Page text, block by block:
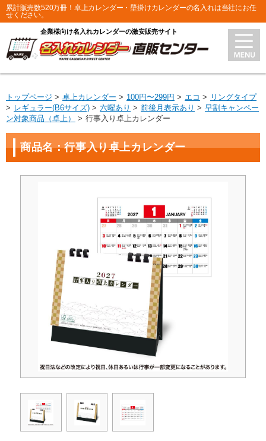
累計販売数520万冊！卓上カレンダー・壁掛けカレンダーの名入れは当社にお任
せください。
企業様向け名入れカレンダーの激安販売サイト
トップページ 卓上カレンダー 100円〜299円 エコ
リングタイプ
レギュラー(B6サイズ)
六曜あり 前後月表示あり
早割キャンペー
ン対象商品（卓上）
行事入り卓上カレンダー
商品名：行事入り卓上カレンダー